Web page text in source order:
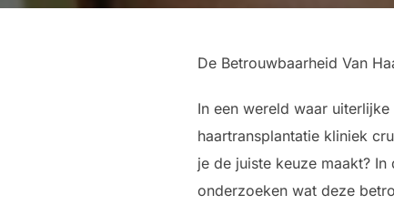
De Betrouwbaarheid Van
In een wereld waar
haartransplantatie kliniek
je de juiste keuze maakt?
onderzoeken wat deze